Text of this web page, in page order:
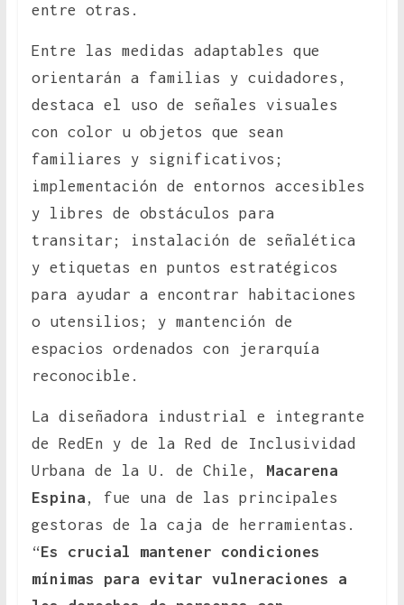
entre otras.
Entre las medidas adaptables que
orientarán a familias y cuidadores,
destaca el uso de señales visuales
con color u objetos que sean
familiares y significativos;
implementación de entornos accesibles
y libres de obstáculos para
transitar; instalación de señalética
y etiquetas en puntos estratégicos
para ayudar a encontrar habitaciones
o utensilios; y mantención de
espacios ordenados con jerarquía
reconocible.
La diseñadora industrial e integrante
de RedEn y de la Red de Inclusividad
Urbana de la U. de Chile,
Macarena
Espina , fue una de las principales
gestoras de la caja de herramientas.
“Es crucial mantener condiciones
mínimas para evitar vulneraciones a